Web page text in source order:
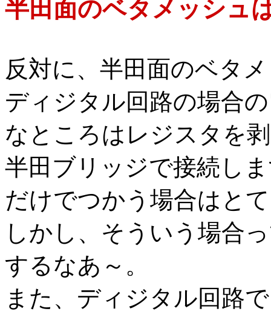
半田面のベタメッシュ
反対に、半田面のベタ
ディジタル回路の場合
なところはレジスタを
半田ブリッジで接続し
だけでつかう場合はと
しかし、そういう場合
するなあ～。
また、ディジタル回路